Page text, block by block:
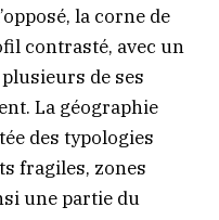
la corne de
contrasté, avec un
de ses
La géographie
des typologies
fragiles, zones
une partie du